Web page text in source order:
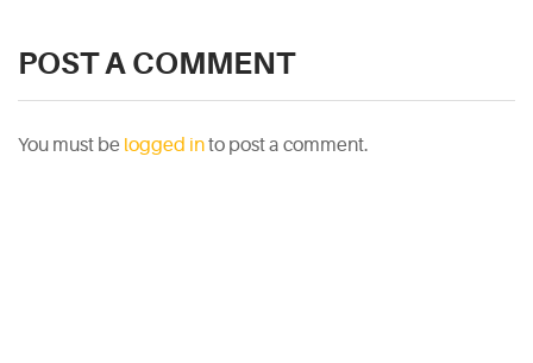
POST A COMMENT
You must be logged into post a comment.